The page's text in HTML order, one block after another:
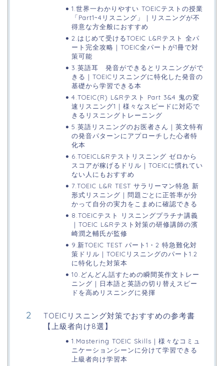
1.世界一わかりやすい TOEICテストの授業
「Part1~4リスニング」｜リスニングが不
得意な方全般におすすめ
2.はじめて受けるTOEIC L&Rテスト 全パ
ート完全攻略｜TOEIC全パートが1冊で対
策可能
3.英語耳 発音ができるとリスニングがで
きる｜TOEICリスニングに特化した発音の
基礎から学習できる本
4.TOEIC(R) L&Rテスト Part 3&4 鬼の変
速リスニング1｜様々なスピードに対応で
きるリスニングトレーニング
5.英語リスニングのお医者さん｜英文特有
の発音パターンにアプローチした心者特
化本
6.TOEICL&Rテストリスニング ゼロから
スコアが稼げるドリル｜TOEICに慣れてい
ない人にもおすすめ
7.TOEIC L&R TEST サラリーマン特急 新
形式リスニング｜問題ごとに正答率が分
かって自分の実力をこまめに確認できる
8.TOEICテスト リスニングプラチナ講義
｜TOEIC L&Rテスト対策の研修講師の濱
崎潤之輔氏が監修
9.新TOEIC TEST パート1・2 特急難化対
策ドリル｜TOEICリスニングのパート1.2
に特化した対策本
10.どんどん話すための瞬間英作文トレー
ニング｜日本語と英語の切り替えスピー
ドを高めリスニングに発揮
TOEICリスニング対策でおすすめの参考書
【上級者向け8選】
1.Mastering TOEIC Skills｜様々なコミュ
ニケーションシーンに分けて学習できる
上級者向け学習本